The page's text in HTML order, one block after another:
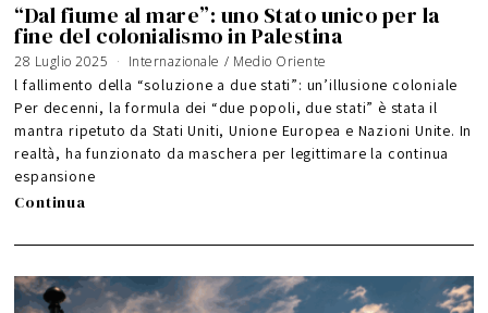
“Dal fiume al mare”: uno Stato unico per la
fine del colonialismo in Palestina
28 Luglio 2025
g
o
s
t
2
0
2
6
Internazionale / Medio Oriente
l fallimento della “soluzione a due stati”: un’illusione coloniale
Per decenni, la formula dei “due popoli, due stati” è stata il
mantra ripetuto da Stati Uniti, Unione Europea e Nazioni Unite. In
realtà, ha funzionato da maschera per legittimare la continua
espansione
Continua